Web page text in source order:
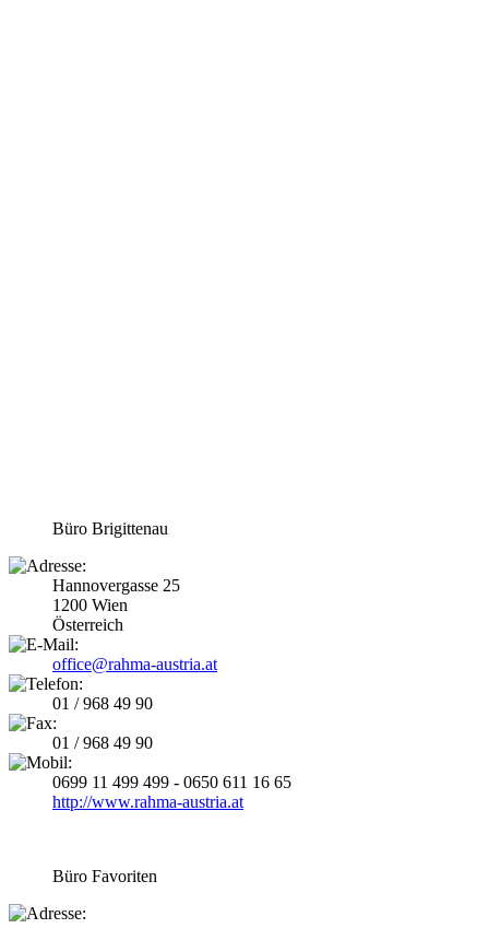
Büro Brigittenau
Hannovergasse 25
1200 Wien
Österreich
office@rahma-austria.at
01 / 968 49 90
01 / 968 49 90
0699 11 499 499 - 0650 611 16 65
http://www.rahma-austria.at
Büro Favoriten